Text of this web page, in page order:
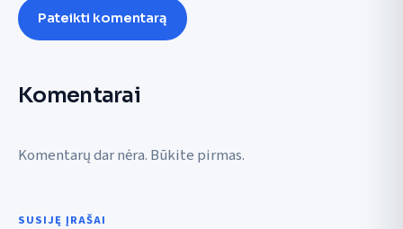
Pateikti komentarą
Komentarai
Komentarų dar nėra. Būkite pirmas.
SUSIJĘ ĮRAŠAI